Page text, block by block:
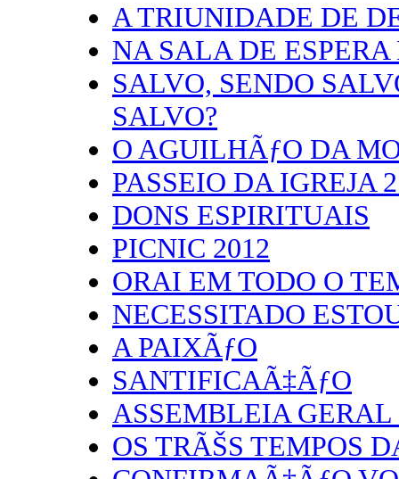
A TRIUNIDADE DE
NA SALA DE ESPERA
SALVO, SENDO
SALVO?
O AGUILHÃƒO DA
PASSEIO DA IGREJA
DONS ESPIRITUAIS
PICNIC 2012
ORAI EM TODO O
NECESSITADO
A PAIXÃƒO
SANTIFICAÃ‡ÃƒO
ASSEMBLEIA GERAL
OS TRÃŠS TEMPOS